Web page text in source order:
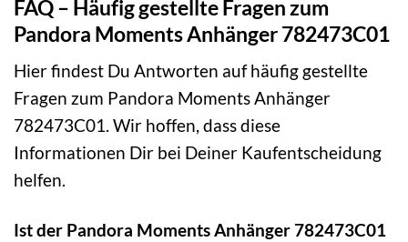
FAQ – Häufig gestellte Fragen zum
Pandora Moments Anhänger 782473C01
Hier findest Du Antworten auf häufig gestellte
Fragen zum Pandora Moments Anhänger
782473C01. Wir hoffen, dass diese
Informationen Dir bei Deiner Kaufentscheidung
helfen.
Ist der Pandora Moments Anhänger 782473C01